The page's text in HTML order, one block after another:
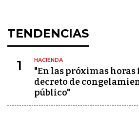
TENDENCIAS
1 HACIENDA
"En las próximas
decreto de
público"